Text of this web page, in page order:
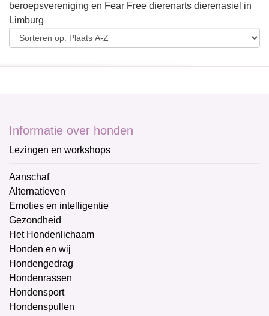
beroepsvereniging en Fear Free dierenarts dierenasiel in
Limburg
Informatie over honden
Lezingen en workshops
Aanschaf
Alternatieven
Emoties en intelligentie
Gezondheid
Het Hondenlichaam
Honden en wij
Hondengedrag
Hondenrassen
Hondensport
Hondenspullen